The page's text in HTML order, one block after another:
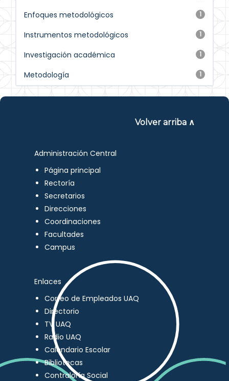
1
Enfoques metodológicos
1
Instrumentos metodológicos
1
Investigación académica
1
Metodología
Volver arriba ∧
Administración Central
Página principal
Rectoría
Secretarios
Direcciones
Coordinaciones
Facultades
Campus
Enlaces
Correo de Empleados UAQ
Directorio
TV UAQ
Radio UAQ
Calendario Escolar
Bibliotecas
Contraloría Social